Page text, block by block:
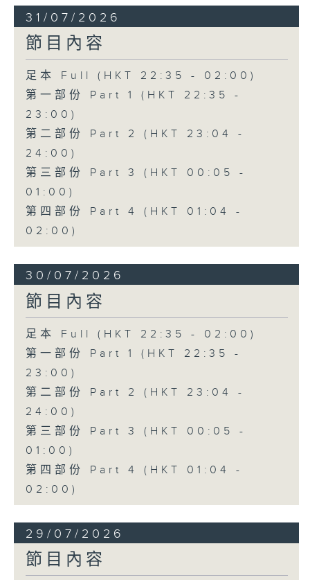
31/07/2026
節目內容
足本 Full (HKT 22:35 - 02:00)
第一部份 Part 1 (HKT 22:35 -
23:00)
第二部份 Part 2 (HKT 23:04 -
24:00)
第三部份 Part 3 (HKT 00:05 -
01:00)
第四部份 Part 4 (HKT 01:04 -
02:00)
30/07/2026
節目內容
足本 Full (HKT 22:35 - 02:00)
第一部份 Part 1 (HKT 22:35 -
23:00)
第二部份 Part 2 (HKT 23:04 -
24:00)
第三部份 Part 3 (HKT 00:05 -
01:00)
第四部份 Part 4 (HKT 01:04 -
02:00)
29/07/2026
節目內容